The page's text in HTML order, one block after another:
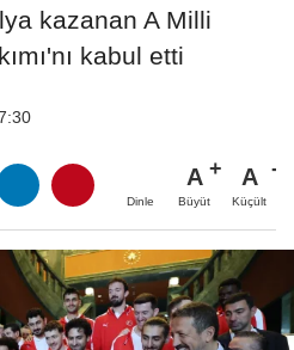
kazanan A Milli
kabul etti
Dinle
A
Büyüt
A
Küçült